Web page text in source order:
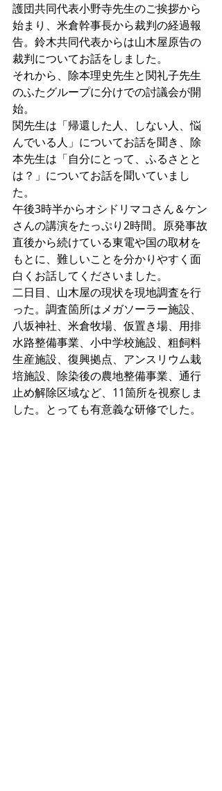
護団共同代表小野寺先生のご挨拶から
始まり、米倉幹事長から裁判の経過報
告。鈴木共同代表からは山木屋原告の
裁判についてお話をしました。
それから、除本理史先生と関礼子先生
のふたグループに分けでの討議会が開
始。
関先生は「帰還した人、しない人、悩
んでいる人」についてお話を聞き、除
本先生は「自分にとって、ふるさとと
は？」についてお話を聞いていまし
た。
午後3時半からオシドリマコさん＆ケン
さんの講演をたっぷり2時間。原発事故
直後から続けている東電や国の取材を
もとに、難しいことを分かりやすく面
白くお話してくださいました。
二日目、山木屋の現状を現地調査を行
った。調査箇所はメガソーラー施設、
八坂神社、米倉牧場、仮置き場、用排
水路整備事業、小中学校施設、粗飼料
生産施設、復興拠点、アンスリウム栽
培施設、除染後の農地整備事業、通行
止め解除区域など、11箇所を視察しま
した。とっても有意義な研修でした。